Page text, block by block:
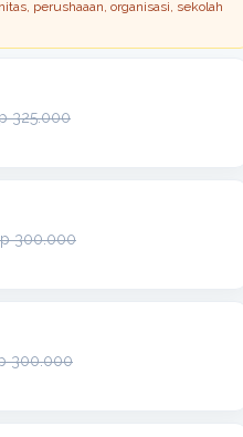
perushaaan, organisasi, sekolah
325.000
300.000
300.000